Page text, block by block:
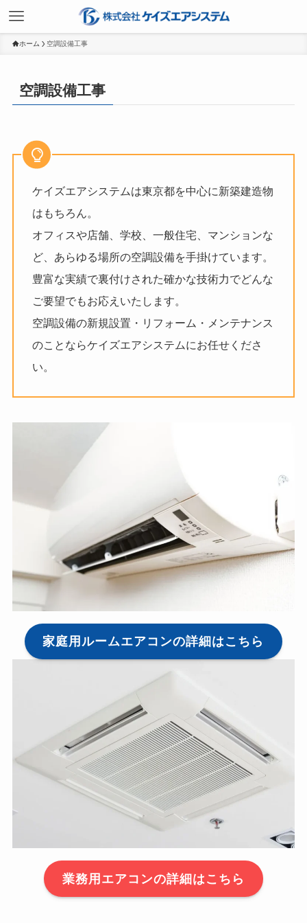
ホーム 空調設備工事
空調設備工事
ケイズエアシステムは東京都を中心に新築建造物
はもちろん。
オフィスや店舗、学校、一般住宅、マンションな
ど、あらゆる場所の空調設備を手掛けています。
豊富な実績で裏付けされた確かな技術力でどんな
ご要望でもお応えいたします。
空調設備の新規設置・リフォーム・メンテナンス
のことならケイズエアシステムにお任せくださ
い。
家庭用ルームエアコンの詳細はこちら
業務用エアコンの詳細はこちら